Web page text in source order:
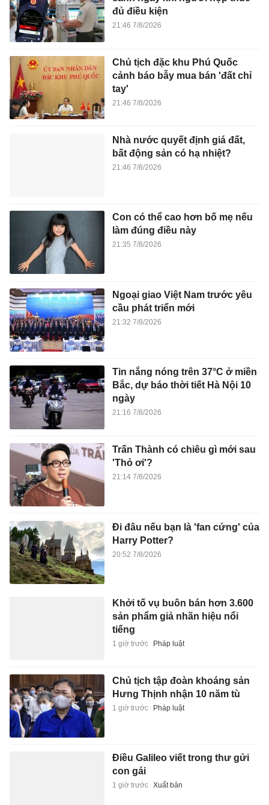
đủ điều kiện
21:46 7/8/2026
Chủ tịch đặc khu Phú Quốc
cảnh báo bẫy mua bán 'đất chỉ
tay'
21:46 7/8/2026
Nhà nước quyết định giá đất,
bất động sản có hạ nhiệt?
21:46 7/8/2026
Con có thể cao hơn bố mẹ nếu
làm đúng điều này
21:35 7/8/2026
Ngoại giao Việt Nam trước yêu
cầu phát triển mới
21:32 7/8/2026
Tin nắng nóng trên 37°C ở miền
Bắc, dự báo thời tiết Hà Nội 10
ngày
21:16 7/8/2026
Trấn Thành có chiêu gì mới sau
'Thỏ ơi'?
21:14 7/8/2026
Đi đâu nếu bạn là 'fan cứng' của
Harry Potter?
20:52 7/8/2026
Khởi tố vụ buôn bán hơn 3.600
sản phẩm giả nhãn hiệu nổi
tiếng
1 giờ trước Pháp luật
Chủ tịch tập đoàn khoáng sản
Hưng Thịnh nhận 10 năm tù
1 giờ trước Pháp luật
Điều Galileo viết trong thư gửi
con gái
1 giờ trước Xuất bản